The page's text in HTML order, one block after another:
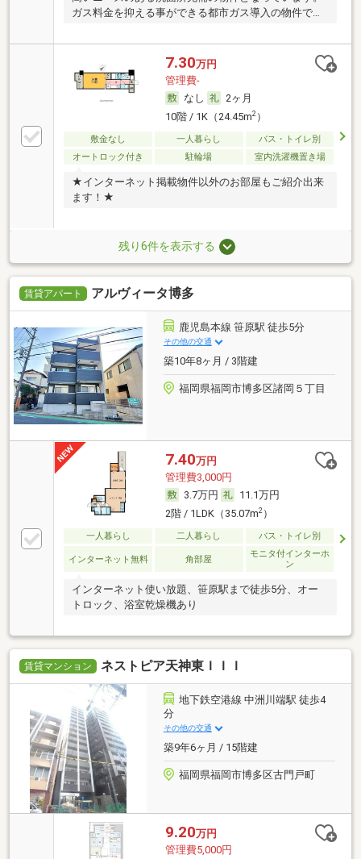
ガス料金を抑える事ができる都市ガス導入の物件で
7.30万円
管理費-
なし
2ヶ月
10階 / 1K（24.45m2）
敷金なし 一人暮らし
バス・トイレ別
オートロック付き
駐輪場 室内洗濯機置き場
★インターネット掲載物件以外のお部屋もご紹介出来
ます！★
残り6件を表示する
賃貸アパート アルヴィータ博多
鹿児島本線 笹原駅 徒歩5分
その他の交通
築10年8ヶ月 / 3階建
福岡県福岡市博多区諸岡５丁目
7.40万円
管理費3,000円
3.7万円
11.1万円
2階 / 1LDK（35.07m2）
一人暮らし 二人暮らし バス・トイレ別
インターネット無料 角部屋
モニタ付インターホ
ン
インターネット使い放題、笹原駅まで徒歩5分、オー
トロック、浴室乾燥機あり
賃貸マンション ネストピア天神東ＩＩＩ
地下鉄空港線 中洲川端駅 徒歩4
分
その他の交通
築9年6ヶ月 / 15階建
福岡県福岡市博多区古門戸町
9.20万円
管理費5,000円